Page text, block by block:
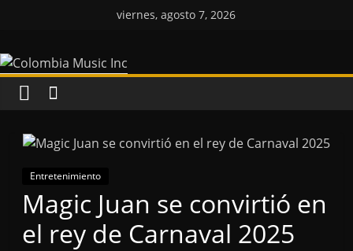
viernes, agosto 7, 2026
Colombia
Music
Inc
Colombia
Music
Inc
Entretenimiento
Magic Juan se convirtió en
el rey de Carnaval 2025